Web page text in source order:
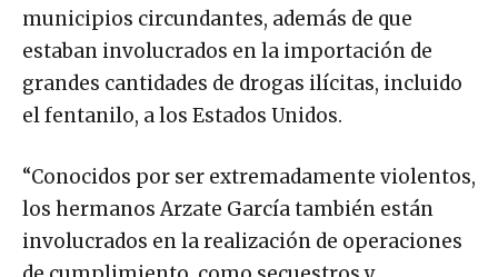
municipios circundantes, además de que
estaban involucrados en la importación de
grandes cantidades de drogas ilícitas, incluido
el fentanilo, a los Estados Unidos.
“Conocidos por ser extremadamente violentos,
los hermanos Arzate García también están
involucrados en la realización de operaciones